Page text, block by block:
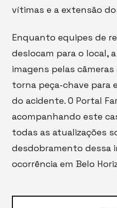
vítimas e a extensão
Enquanto equipes de
deslocam para o local,
imagens pelas
torna peça-chave para
do acidente. O Portal
acompanhando este
todas as atualizações
desdobramento dessa
ocorrência em Belo